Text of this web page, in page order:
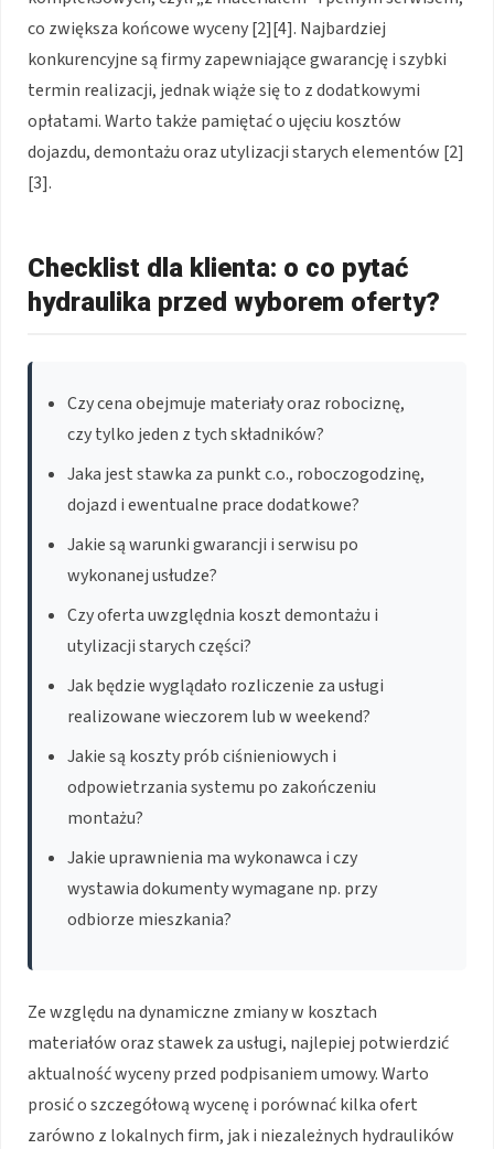
co zwiększa końcowe wyceny [2][4]. Najbardziej
konkurencyjne są firmy zapewniające gwarancję i szybki
termin realizacji, jednak wiąże się to z dodatkowymi
opłatami. Warto także pamiętać o ujęciu kosztów
dojazdu, demontażu oraz utylizacji starych elementów [2]
[3].
Checklist dla klienta: o co pytać
hydraulika przed wyborem oferty?
Czy cena obejmuje materiały oraz robociznę,
czy tylko jeden z tych składników?
Jaka jest stawka za punkt c.o., roboczogodzinę,
dojazd i ewentualne prace dodatkowe?
Jakie są warunki gwarancji i serwisu po
wykonanej usłudze?
Czy oferta uwzględnia koszt demontażu i
utylizacji starych części?
Jak będzie wyglądało rozliczenie za usługi
realizowane wieczorem lub w weekend?
Jakie są koszty prób ciśnieniowych i
odpowietrzania systemu po zakończeniu
montażu?
Jakie uprawnienia ma wykonawca i czy
wystawia dokumenty wymagane np. przy
odbiorze mieszkania?
Ze względu na dynamiczne zmiany w kosztach
materiałów oraz stawek za usługi, najlepiej potwierdzić
aktualność wyceny przed podpisaniem umowy. Warto
prosić o szczegółową wycenę i porównać kilka ofert
zarówno z lokalnych firm, jak i niezależnych hydraulików